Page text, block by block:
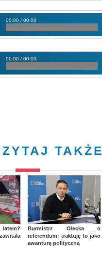
00:00 / 00:00
00:00 / 00:00
TAKŻE
Burmistrz Olecka o
referendum: traktuję to jako
awanturę polityczną